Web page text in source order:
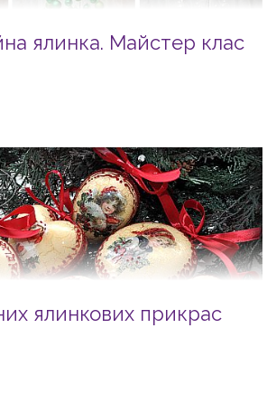
ялинка. Майстер клас
ялинкових прикрас